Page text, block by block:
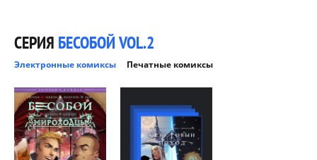
СЕРИЯ БЕСОБОЙ VOL.2
Электронные комиксы Печатные комиксы